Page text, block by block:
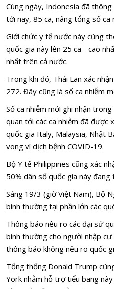
Cùng ngày, Indonesia đã
tới nay, 85 ca, nâng tổng số ca
Giới chức y tế nước này cũng
quốc gia này lên 25 ca - cao
nhất trên cả nước.
Trong khi đó, Thái Lan xác
272. Đây cũng là số ca nhiễm
Số ca nhiễm mới ghi nhận
quan tới các ca nhiễm đã được
quốc gia Italy, Malaysia, Nhật
vong vì dịch bệnh COVID-19.
Bộ Y tế Philippines cũng xác
50% dân số quốc gia này
Sáng 19/3 (giờ Việt Nam), Bộ
bình thường tại phần lớn các
Thông báo nêu rõ các đại sứ
bình thường cho người nhập
thông báo không nêu rõ quốc
Tổng thống Donald Trump
York nhằm hỗ trợ tiểu bang